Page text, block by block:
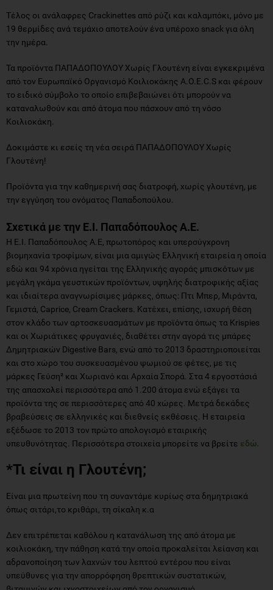
Τέλος οι ανάλαφρες Crackinettes από ρύζι και καλαμπόκι, μόνο με
19 θερμίδες ανά τεμάχιο αποτελούν ένα υπέροχο snack για όλη
την ημέρα.
Τα προϊόντα ΠΑΠΑΔΟΠΟΥΛΟΥ Χωρίς Γλουτένη είναι εγκεκριμένα
από τον Ευρωπαϊκό Οργανισμό Κοιλιοκάκης A.O.E.C.S και φέρουν
το ειδικό σύμβολο το οποίο επιβεβαιώνει ότι μπορούν να
καταναλωθούν και από άτομα που πάσχουν από τη νόσο
Κοιλιοκάκη.
Δοκιμάστε κι εσείς τη νέα σειρά ΠΑΠΑΔΟΠΟΥΛΟΥ Χωρίς
Γλουτένη!
Προϊόντα για την καθημερινή σας διατροφή, χωρίς γλουτένη, με
την εγγύηση του ονόματος Παπαδοπούλου.
Σχετικά με την Ε.Ι. Παπαδόπουλος Α.Ε.
Η Ε.Ι. Παπαδόπουλος Α.Ε, πρωτοπόρος και υπερσύγχρονη
βιομηχανία τροφίμων, είναι μια αμιγώς Ελληνική εταιρεία η οποία
εδώ και 94 χρόνια ηγείται της Ελληνικής αγοράς μπισκότων με
μεγάλη γκάμα γευστικών προϊόντων, υψηλής διατροφικής αξίας
και ιδιαίτερα αναγνωρίσιμες μάρκες, όπως: Πτι Μπερ, Μιράντα,
Γεμιστά, Caprice, Cream Crackers. Κατέχει, επίσης, ισχυρή θέση
στον κλάδο των αρτοσκευασμάτων με προϊόντα όπως τα Krispies
και οι Χωριάτικες φρυγανιές, διαθέτει στην αγορά τις μπάρες
Δημητριακών Digestive Bars, ενώ από το 2013 δραστηριοποιείται
και στο χώρο του συσκευασμένου ψωμιού σε φέτες, με τις
μάρκες Γεύση² και Χωριανό και Αρχαία Σπορά. Στα 4 εργοστάσιά
της απασχολεί περισσότερα από 1.200 άτομα ενώ εξάγει τα
προϊόντα της σε περισσότερες από 40 χώρες. Μετρά δεκάδες
βραβεύσεις σε ελληνικές και διεθνείς εκθέσεις. Η εταιρεία
εξέδωσε το 2013 τον πρώτο απολογισμό εταιρικής
υπευθυνότητας. Περισσότερα στοιχεία μπορείτε να βρείτε εδώ.
*Τι είναι η Γλουτένη;
Είναι μια πρωτείνη που τη συναντάμε κυρίως στα δημητριακά
όπως σιτάρι,το κριθάρι, τη σίκαλη κ.α
Δεν επιτρέπεται καθόλου η κατανάλωση της από άτομα με
κοιλιοκάκη, την πάθηση κατά την οποία προκαλείται λείανση και
αδρανοποίηση των λαχνών του λεπτού εντέρου που είναι
υπεύθυνες για την απορρόφηση θρεπτικών συστατικών,